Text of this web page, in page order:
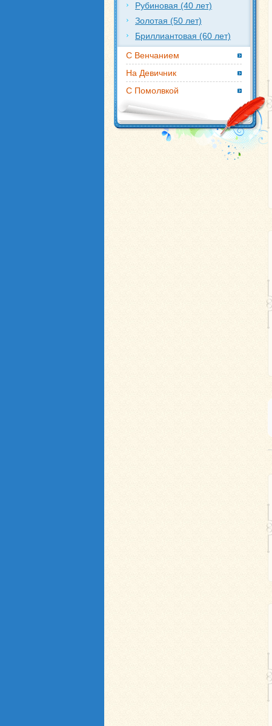
Рубиновая (40 лет)
Золотая (50 лет)
Бриллиантовая (60 лет)
С Венчанием
На Девичник
С Помолвкой